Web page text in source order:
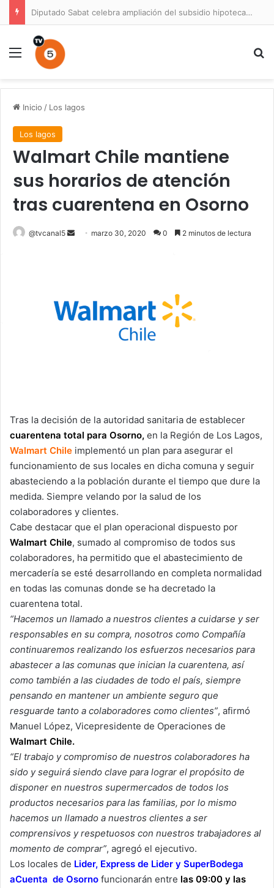
Diputado Sabat celebra ampliación del subsidio hipotecario con viviendas de hasta 6.000 UF
Menú
Inicio / Los lagos
Los lagos
Walmart Chile mantiene
sus horarios de atención
tras cuarentena en Osorno
@tvcanal5
Send marzo 30, 2020 0 2 minutos de lectura
Tras la decisión de la autoridad sanitaria de establecer
cuarentena total para Osorno, en la Región de Los Lagos,
Walmart Chile implementó un plan para asegurar el
funcionamiento de sus locales en dicha comuna y seguir
abasteciendo a la población durante el tiempo que dure la
medida. Siempre velando por la salud de los
colaboradores y clientes.
Cabe destacar que el plan operacional dispuesto por
Walmart Chile, sumado al compromiso de todos sus
colaboradores, ha permitido que el abastecimiento de
mercadería se esté desarrollando en completa normalidad
en todas las comunas donde se ha decretado la
cuarentena total.
“Hacemos un llamado a nuestros clientes a cuidarse y ser
responsables en su compra, nosotros como Compañía
continuaremos realizando los esfuerzos necesarios para
abastecer a las comunas que inician la cuarentena, así
como también a las ciudades de todo el país, siempre
pensando en mantener un ambiente seguro que
resguarde tanto a colaboradores como clientes”, afirmó
Manuel López, Vicepresidente de Operaciones de
Walmart Chile.
“El trabajo y compromiso de nuestros colaboradores ha
sido y seguirá siendo clave para lograr el propósito de
disponer en nuestros supermercados de todos los
productos necesarios para las familias, por lo mismo
hacemos un llamado a nuestros clientes a ser
comprensivos y respetuosos con nuestros trabajadores al
momento de comprar”, agregó el ejecutivo.
Los locales de Lider, Express de Lider y SuperBodega
aCuenta de Osorno funcionarán entre las 09:00 y las